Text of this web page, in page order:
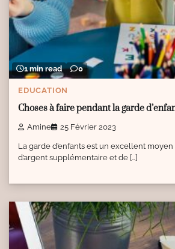
1 min read 0
EDUCATION
Choses à faire pendant la garde
Amine 25 Février 2023
La garde d’enfants est un excellent
d’argent supplémentaire et de […]